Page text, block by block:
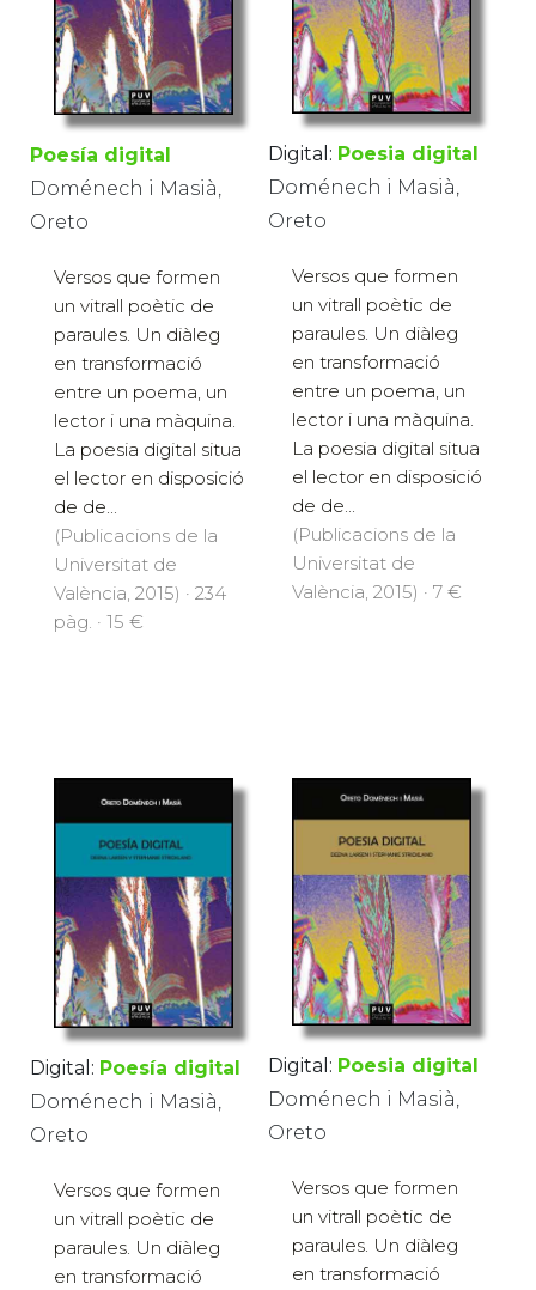
Poesía digital
Doménech i Masià,
Oreto
Versos que formen
un vitrall poètic de
paraules. Un diàleg
en transformació
entre un poema, un
lector i una màquina.
La poesia digital situa
el lector en disposició
de de...
(Publicacions de la
Universitat de
València, 2015) · 234
pàg. · 15 €
Digital: Poesia digital
Doménech i Masià,
Oreto
Versos que formen
un vitrall poètic de
paraules. Un diàleg
en transformació
entre un poema, un
lector i una màquina.
La poesia digital situa
el lector en disposició
de de...
(Publicacions de la
Universitat de
València, 2015) · 7 €
Digital: Poesía digital
Doménech i Masià,
Oreto
Versos que formen
un vitrall poètic de
paraules. Un diàleg
en transformació
Digital: Poesia digital
Doménech i Masià,
Oreto
Versos que formen
un vitrall poètic de
paraules. Un diàleg
en transformació